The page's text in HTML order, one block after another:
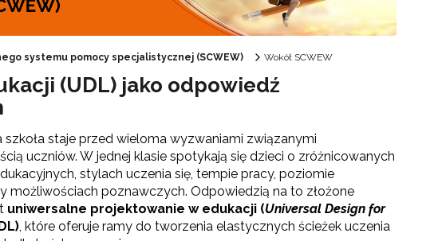
systemu pomocy specjalistycznej (SCWEW) Wokół SCWEW
(UDL) jako odpowiedź
szkoła staje przed wieloma wyzwaniami związanymi
uczniów. W jednej klasie spotykają się dzieci o zróżnicowanych
stylach uczenia się, tempie pracy, poziomie
możliwościach poznawczych. Odpowiedzią na to złożone
uniwersalne projektowanie w edukacji (Universal Design for
, które oferuje ramy do tworzenia elastycznych ścieżek uczenia